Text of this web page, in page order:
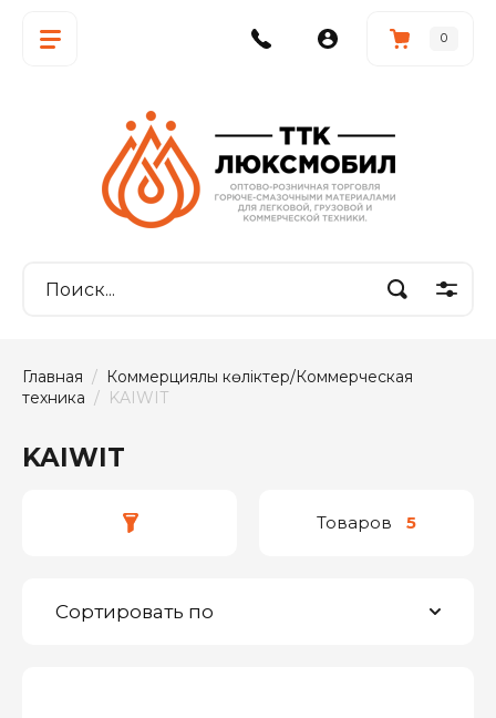
0
Главная / Коммерциялық көліктер/Коммерческая
техника /  KAIWIT
KAIWIT
Товаров 5
Сортировать по